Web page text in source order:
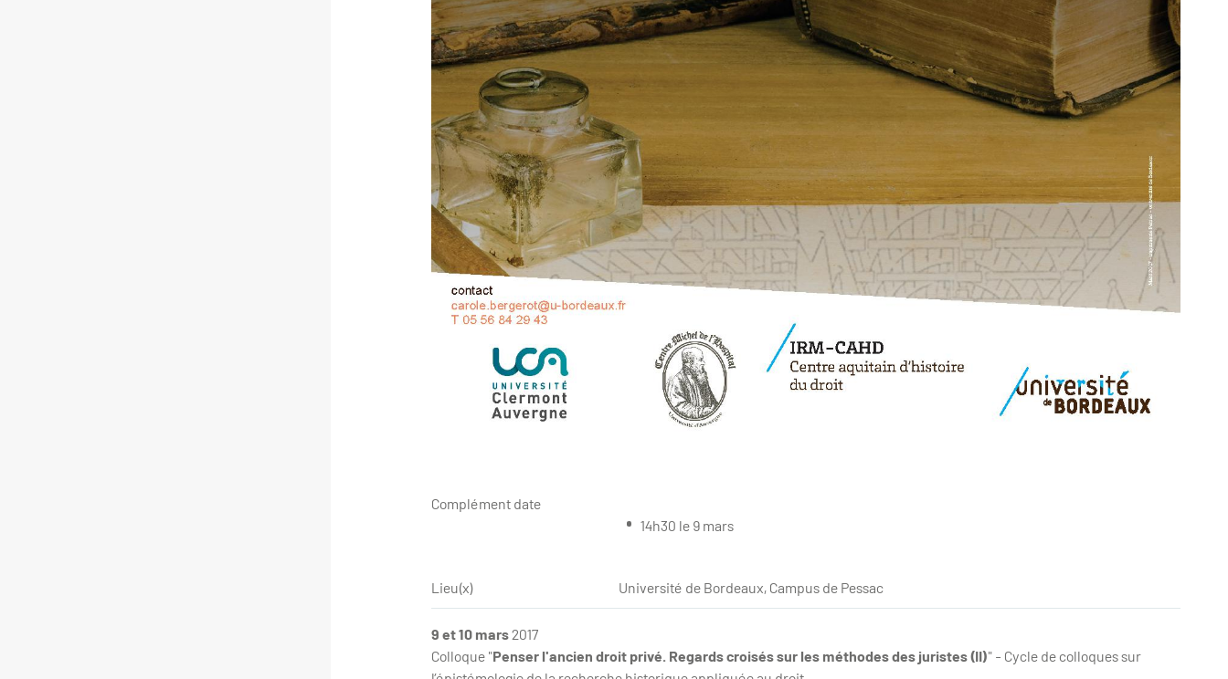
Complément date
14h30 le 9 mars
Lieu(x) Université de Bordeaux, Campus de Pessac
9 et 10 mars2017
Colloque "Penser l'ancien droit privé. Regards croisés sur les méthodes des juristes (II)" - Cycle de colloques sur